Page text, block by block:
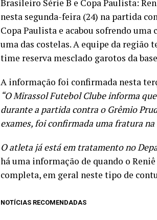
Brasileiro Série B e Copa Paulista:
nesta segunda-feira (24) na partida
Copa Paulista e acabou sofrendo
uma das costelas. A equipe da região
time reserva mesclado garotos da
A informação foi confirmada nesta
“O Mirassol Futebol Clube informa
durante a partida contra o Grêmio
exames, foi confirmada uma fratura na
O atleta já está em tratamento no
há uma informação de quando o
completa, em geral neste tipo de
NOTÍCIAS RECOMENDADAS